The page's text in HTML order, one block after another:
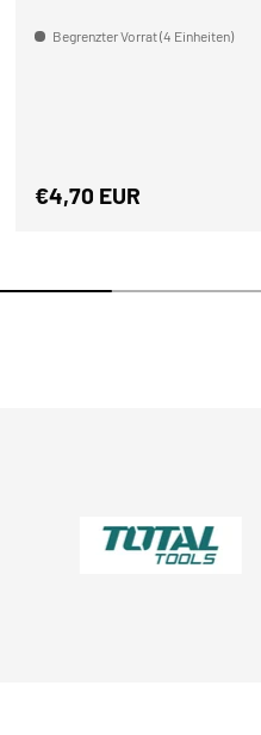
Begrenzter Vorrat (4 Einheiten)
Normaler Preis
€4,70 EUR